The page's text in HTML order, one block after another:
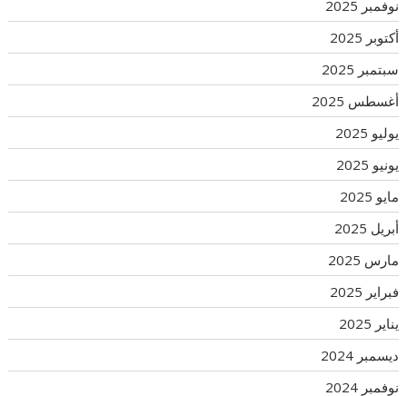
نوفمبر 2025
أكتوبر 2025
سبتمبر 2025
أغسطس 2025
يوليو 2025
يونيو 2025
مايو 2025
أبريل 2025
مارس 2025
فبراير 2025
يناير 2025
ديسمبر 2024
نوفمبر 2024